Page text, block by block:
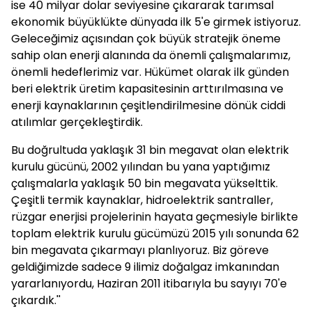
ise 40 milyar dolar seviyesine çıkararak tarımsal
ekonomik büyüklükte dünyada ilk 5'e girmek istiyoruz.
Geleceğimiz açısından çok büyük stratejik öneme
sahip olan enerji alanında da önemli çalışmalarımız,
önemli hedeflerimiz var. Hükümet olarak ilk günden
beri elektrik üretim kapasitesinin arttırılmasına ve
enerji kaynaklarının çeşitlendirilmesine dönük ciddi
atılımlar gerçekleştirdik.
Bu doğrultuda yaklaşık 31 bin megavat olan elektrik
kurulu gücünü, 2002 yılından bu yana yaptığımız
çalışmalarla yaklaşık 50 bin megavata yükselttik.
Çeşitli termik kaynaklar, hidroelektrik santraller,
rüzgar enerjisi projelerinin hayata geçmesiyle birlikte
toplam elektrik kurulu gücümüzü 2015 yılı sonunda 62
bin megavata çıkarmayı planlıyoruz. Biz göreve
geldiğimizde sadece 9 ilimiz doğalgaz imkanından
yararlanıyordu, Haziran 2011 itibarıyla bu sayıyı 70'e
çıkardık.''